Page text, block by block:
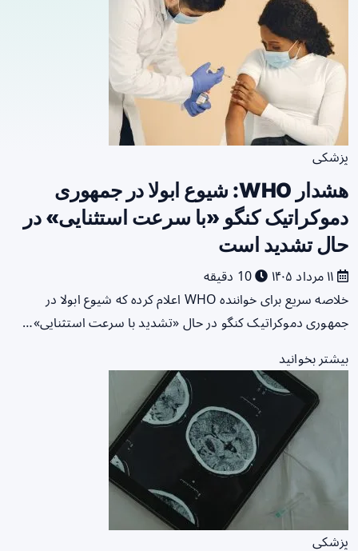
پزشکی
هشدار WHO: شیوع ابولا در جمهوری
دموکراتیک کنگو «با سرعت استثنایی» در
حال تشدید است
10 دقیقه
خلاصه سریع برای خواننده WHO اعلام کرده که شیوع ابولا در
جمهوری دموکراتیک کنگو در حال «تشدید با سرعت استثنایی»…
بیشتر بخوانید
پزشکی